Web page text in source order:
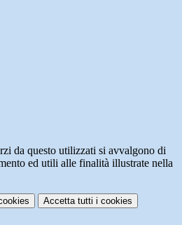
da questo utilizzati si avvalgono di
ed utili alle finalità illustrate nella
Accetta tutti i cookies